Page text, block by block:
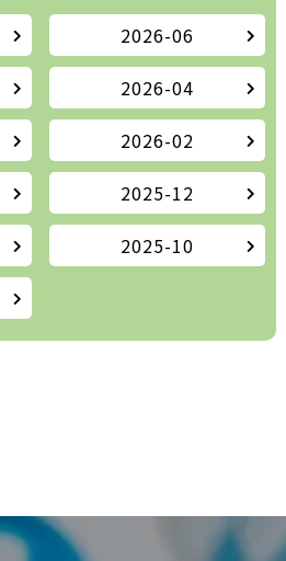
2026-06
2026-04
2026-02
2025-12
2025-10